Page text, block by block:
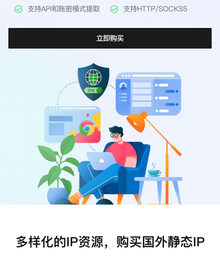
帮助中心支持API和账密模式提取
支持HTTP/SOCKS5
立即购买
多样化的IP资源，购买国外静态IP